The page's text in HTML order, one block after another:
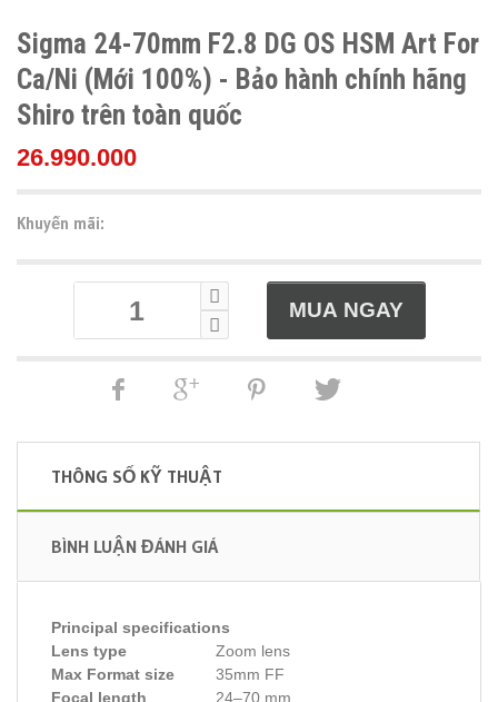
Sigma 24-70mm F2.8 DG OS HSM Art For
Ca/Ni (Mới 100%) - Bảo hành chính hãng
Shiro trên toàn quốc
26.990.000
Khuyến mãi:
THÔNG SỐ KỸ THUẬT
BÌNH LUẬN ĐÁNH GIÁ
Principal specifications
Lens type
Zoom lens
Max Format size
35mm FF
Focal length
24–70 mm